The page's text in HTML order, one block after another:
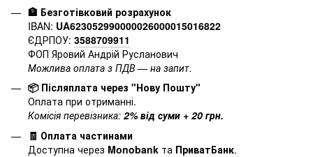
🏦 Безготівковий розрахунок
IBAN: UA623052990000026000015016822
ЄДРПОУ: 3588709911
ФОП Яровий Андрій Русланович
Можлива оплата з ПДВ — на запит.
📦 Післяплата через "Нову Пошту"
Оплата при отриманні.
Комісія перевізника: 2% від суми + 20 грн.
🧾 Оплата частинами
Доступна через Monobank та ПриватБанк.